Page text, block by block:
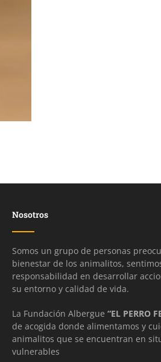
Nosotros
Somos un grupo de personas
bienestar de los animalitos,
responsabilidad en desarrollar
su entorno y calidad de vida.
La Fundación Albergue “EL PERRO
de acogida donde alimentamos y
animalitos que se encuentran en
vulnerables